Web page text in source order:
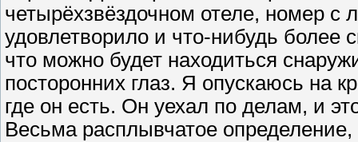
четырёхзвёздочном отеле, номер
удовлетворило и что-нибудь более
что можно будет находиться
посторонних глаз. Я опускаюсь на
где он есть. Он уехал по делам, и
Весьма расплывчатое